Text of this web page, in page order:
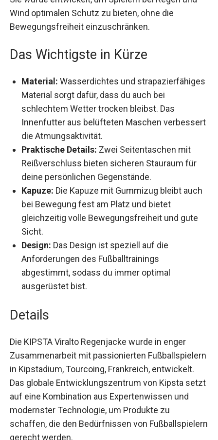
Wind optimalen Schutz zu bieten, ohne die
Bewegungsfreiheit einzuschränken.
Das Wichtigste in Kürze
strapazierfähiges Material sorgt dafür, dass du
auch bei schlechtem Wetter trocken bleibst.
Das Innenfutter aus belüfteten Maschen
verbessert die Atmungsaktivität.
Praktische Details:Zwei Seitentaschen mit
Reißverschluss bieten sicheren Stauraum für
deine persönlichen Gegenstände.
Kapuze:Die Kapuze mit Gummizug bleibt
auch bei Bewegung fest am Platz und bietet
gleichzeitig volle Bewegungsfreiheit und gute
Sicht.
Design:
Anforderungen des Fußballtrainings
abgestimmt, sodass du immer optimal
ausgerüstet bist.
Details
Zusammenarbeit mit passionierten
Fußballspielern in Kipstadium, Tourcoing,
Frankreich, entwickelt. Das globale
Entwicklungszentrum von Kipsta setzt auf eine
Kombination aus Expertenwissen und
modernster Technologie, um Produkte zu
schaffen, die den Bedürfnissen von